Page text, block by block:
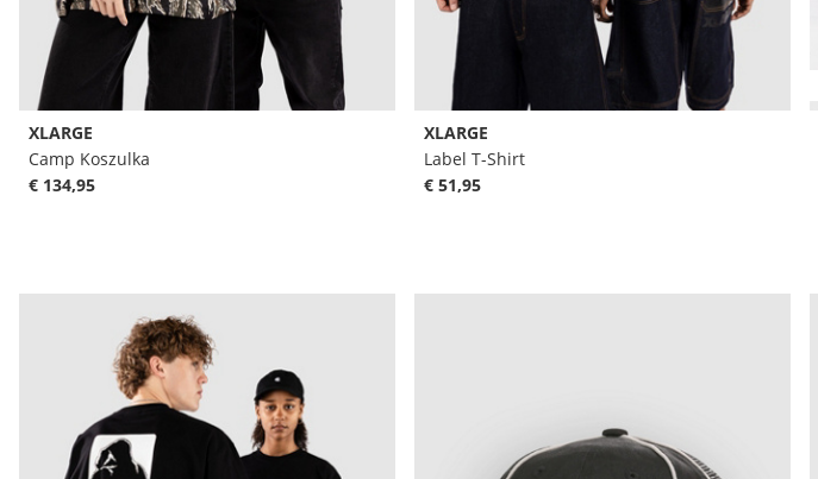
XLARGE
Camp Koszulka
€ 134,95
XLARGE
Label T-Shirt
€ 51,95